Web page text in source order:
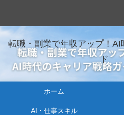
転職・副業で年収アップ！
ド
ホーム
AI・仕事スキル